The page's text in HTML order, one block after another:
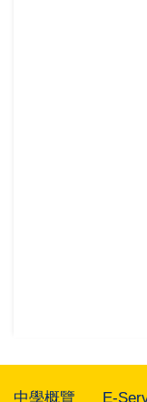
中學概覽 E-